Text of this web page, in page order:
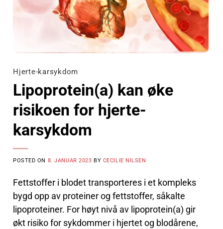
Hjerte-karsykdom
Lipoprotein(a) kan øke
risikoen for hjerte-
karsykdom
POSTED ON 8. JANUAR 2023 BY CECILIE NILSEN
Fettstoffer i blodet transporteres i et kompleks
bygd opp av proteiner og fettstoffer, såkalte
lipoproteiner. For høyt nivå av lipoprotein(a) gir
økt risiko for sykdommer i hjertet og blodårene,